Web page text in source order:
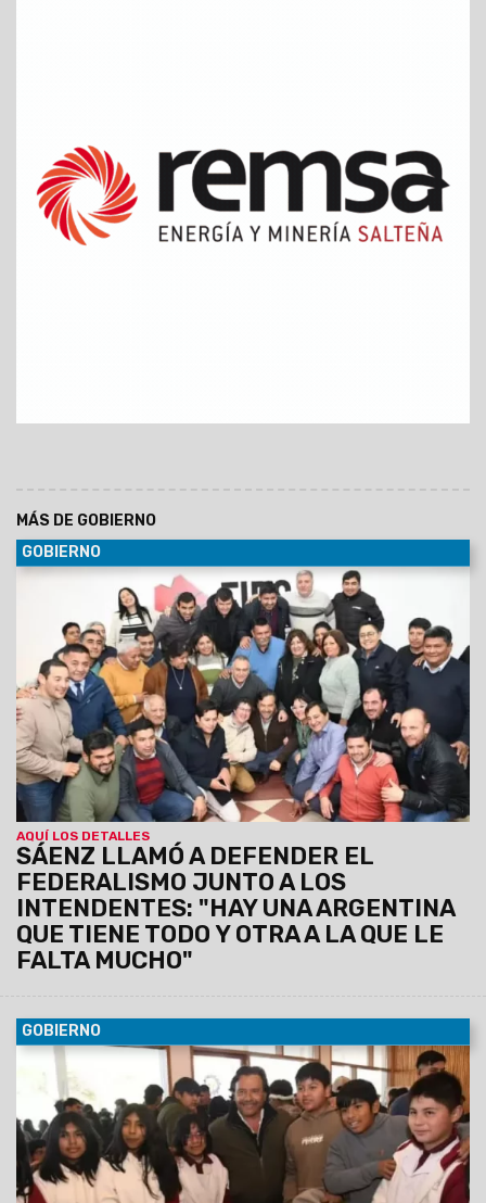
MÁS DE GOBIERNO
GOBIERNO
AQUÍ LOS DETALLES
SÁENZ LLAMÓ A DEFENDER EL
FEDERALISMO JUNTO A LOS
INTENDENTES: "HAY UNA ARGENTINA
QUE TIENE TODO Y OTRA A LA QUE LE
FALTA MUCHO"
30/06/2029
Al participar de la Asamblea del Foro de
intendentes donde se ratificó la conducción de Marcelo
Moisés y Efraín Orosco, el Gobernador destacó el orden
financiero de Salta pese a la deuda heredada y el escenario
nacional. Aseguró que Gobierno provincial y los intendentes
forman un mismo equipo, unidos por la gente.
GOBIERNO
08/08/2026
El Gobernador estuvo presente en la muestra
que contó con la participación de más de 65 instituciones.
Colegios secundarios, universidades, institutos de educación
superior, centros de formación profesional y otras
instituciones presentaron sus planes de estudio e iniciativas
de inserción laboral.